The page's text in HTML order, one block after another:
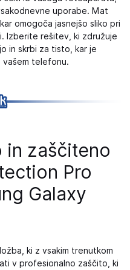
uporabe. Mat
omogoča jasnejšo sliko pri
Izberite rešitev, ki združuje
in skrbi za tisto, kar je
vašem telefonu.
in zaščiteno
Pro
Galaxy
ki z vsakim trenutkom
v profesionalno zaščito, ki